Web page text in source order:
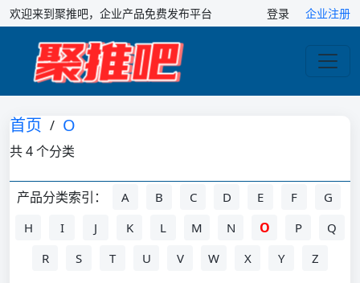
欢迎来到聚推吧，企业产品免费发布平台 登录 企业注册
首页 / O
共 4 个分类
产品分类索引： A B C D E F
G
H
I J K L M N O P
Q
R
S T U V W X Y Z